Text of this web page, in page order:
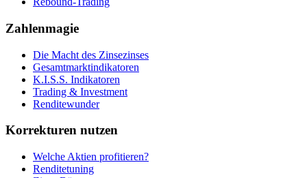
Zahlenmagie
Die Macht des Zinsezinses
Gesamtmarktindikatoren
K.I.S.S. Indikatoren
Trading & Investment
Renditewunder
Korrekturen nutzen
Welche Aktien profitieren?
Renditetuning